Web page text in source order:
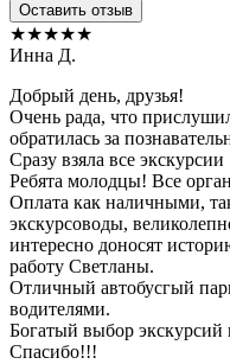
Оставить отзыв
★★★★★
Инна Д.
Добрый день, друзья!
Очень рада, что
обратилась за
Сразу взяла все экскурсии
Ребята молодцы! Все
Оплата как наличными,
экскурсоводы,
интересно доносят
работу Светланы.
Отличный автобусгый
водителями.
Богатый выбор экскурсий
Спасибо!!!